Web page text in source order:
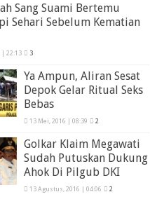
Sang Suami Bertemu
Sehari Sebelum Kematian
| 22:13 3
Ya Ampun, Aliran Sesat
Depok Gelar Ritual Seks
Bebas
13 Mei, 2016 | 08:39 2
Golkar Klaim Megawati
Sudah Putuskan Dukung
Ahok Di Pilgub DKI
13 Agustus, 2016 | 04:06 2